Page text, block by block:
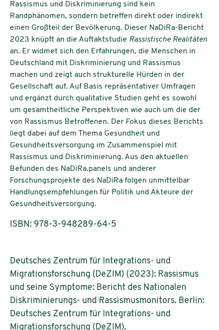
Rassismus und Diskriminierung sind kein
Randphänomen, sondern betreffen direkt oder indirekt
einen Großteil der Bevölkerung. Dieser NaDiRa-Bericht
2023 knüpft an die Auftaktstudie Rassistische Realitäten
an. Er widmet sich den Erfahrungen, die Menschen in
Deutschland mit Diskriminierung und Rassismus
machen und zeigt auch strukturelle Hürden in der
Gesellschaft auf. Auf Basis repräsentativer Umfragen
und ergänzt durch qualitative Studien geht es sowohl
um gesamtheitliche Perspektiven wie auch um die der
von Rassismus Betroffenen. Der Fokus dieses Berichts
liegt dabei auf dem Thema Gesundheit und
Gesundheitsversorgung im Zusammenspiel mit
Rassismus und Diskriminierung. Aus den aktuellen
Befunden des NaDiRa.panels und anderer
Forschungsprojekte des NaDiRa folgen unmittelbar
Handlungsempfehlungen für Politik und Akteure der
Gesundheitsversorgung.
ISBN: 978-3-948289-64-5
Deutsches Zentrum für Integrations- und
Migrationsforschung (DeZIM) (2023): Rassismus
und seine Symptome: Bericht des Nationalen
Diskriminierungs- und Rassismusmonitors. Berlin:
Deutsches Zentrum für Integrations- und
Migrationsforschung (DeZIM).